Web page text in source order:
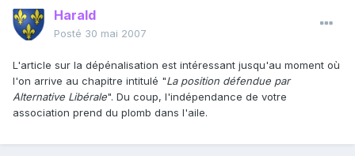
Harald
Posté 30 mai 2007
L'article sur la dépénalisation est intéressant jusqu'au moment où
l'on arrive au chapitre intitulé "La position défendue par
Alternative Libérale". Du coup, l'indépendance de votre
association prend du plomb dans l'aile.